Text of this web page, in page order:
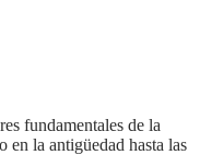
en la antigüedad hasta las